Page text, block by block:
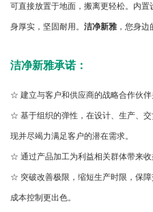
可直接放置于地面，搬离更轻松。内
身厚实，坚固耐用。 洁净新雅，您身边
洁净新雅承诺：
☆ 建立与客户和供应商的战略合作伙伴
☆ 基于组织的弹性，在设计、生产、
现并尽竭力满足客户的潜在需求。
☆ 通过产品加工为利益相关群体带来收
☆ 突破改善极限，缩短生产时限，保
成本控制更出色。